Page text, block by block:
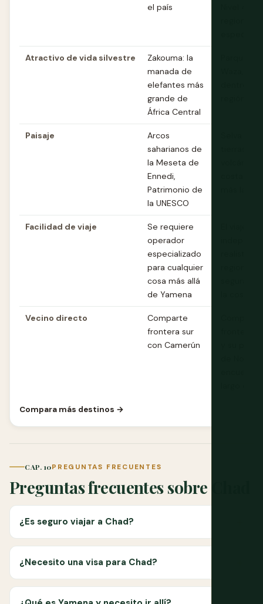
el país
Atractivo de vida silvestre
Zakouma: la
manada de
elefantes más
grande de
África Central
Paisaje
Arcos
saharianos de
la Meseta de
Ennedi,
Patrimonio de
la UNESCO
Facilidad de viaje
Se requiere
operador
especializado
para cualquier
cosa más allá
de Yamena
Vecino directo
Comparte
frontera sur
con Camerún
Compara más destinos →
CAP. 10PREGUNTAS FRECUENTES
Preguntas frecuentes sobre Chad
¿Es seguro viajar a Chad?
¿Necesito una visa para Chad?